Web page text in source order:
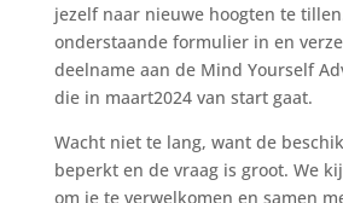
jezelf naar nieuwe hoogten te
onderstaande formulier in en
deelname aan de Mind Yourself
die in maart2024 van start gaat.
Wacht niet te lang, want de
beperkt en de vraag is groot. We
om je te verwelkomen en samen